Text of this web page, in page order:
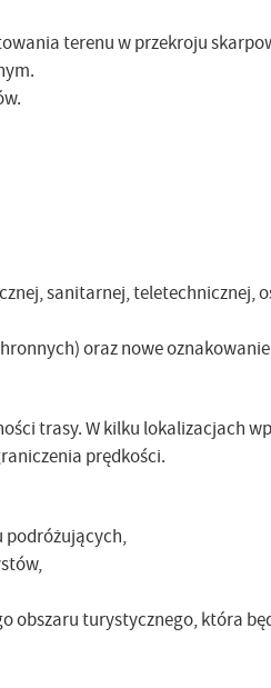
terenu w przekroju
sanitarnej, teletechnicznej,
oraz nowe
trasy. W kilku lokalizacjach
prędkości.
podróżujących,
obszaru turystycznego, która